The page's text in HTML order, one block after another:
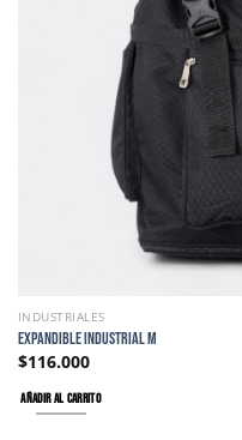
INDUSTRIALES
EXPANDIBLE INDUSTRIAL M
$116.000
AÑADIR AL CARRITO